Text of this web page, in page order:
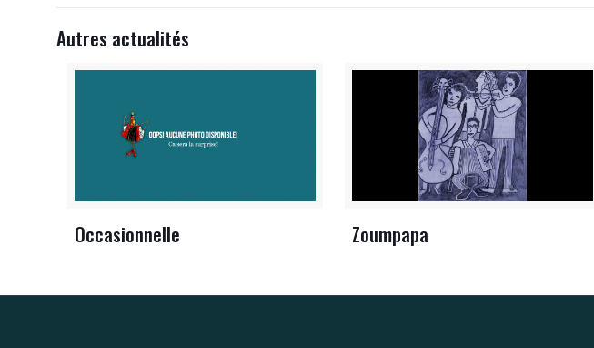
Autres actualités
Occasionnelle Zoumpapa